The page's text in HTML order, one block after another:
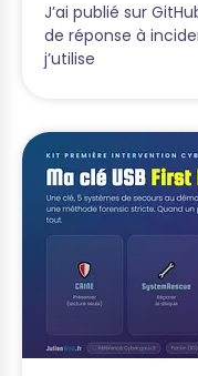
J’ai publié sur
de réponse à
j’utilise